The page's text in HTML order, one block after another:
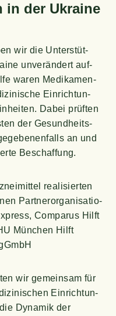
in der Ukrai­ne
wir die Unter­stüt­
unver­än­dert auf­
waren Medi­ka­men­
Ein­rich­tun­
Dabei prüf­ten
der Gesund­heits­
an und
Beschaffung.
rea­li­sier­ten
Part­ner­or­ga­ni­sa­tio­
Compa­rus Hilft
Mün­chen Hilft
wir gemein­sam für
Ein­rich­tun­
Dyna­mik der